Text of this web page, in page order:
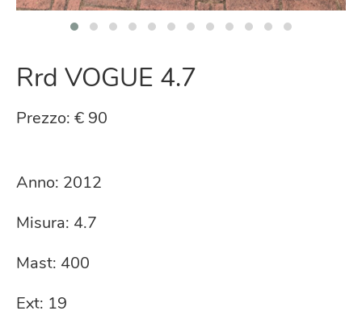
Rrd VOGUE 4.7
Prezzo: € 90
Anno: 2012
Misura: 4.7
Mast: 400
Ext: 19